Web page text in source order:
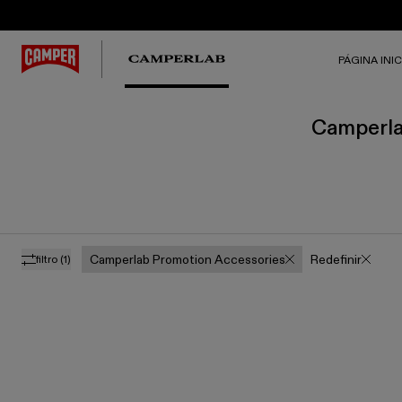
PÁGINA
filtro (1) Camperlab Promotion Accessories Redefinir